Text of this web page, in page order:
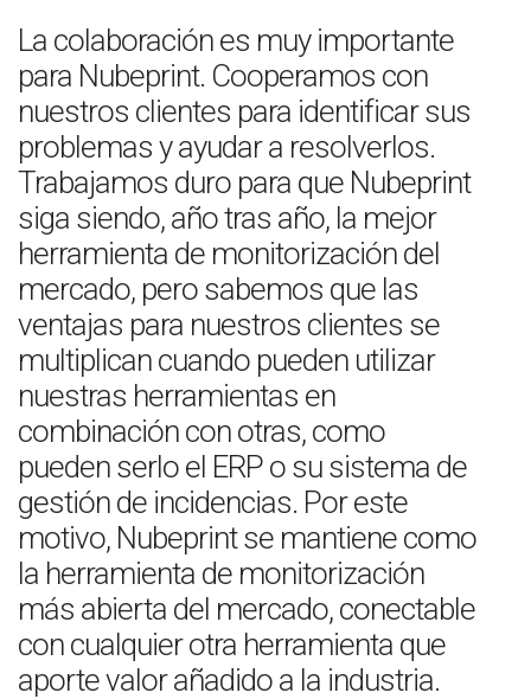
La colaboración es muy importante
para Nubeprint. Cooperamos con
nuestros clientes para identificar sus
problemas y ayudar a resolverlos.
Trabajamos duro para que Nubeprint
siga siendo, año tras año, la mejor
herramienta de monitorización del
mercado, pero sabemos que las
ventajas para nuestros clientes se
multiplican cuando pueden utilizar
nuestras herramientas en
combinación con otras, como
pueden serlo el ERP o su sistema de
gestión de incidencias. Por este
motivo, Nubeprint se mantiene como
la herramienta de monitorización
más abierta del mercado, conectable
con cualquier otra herramienta que
aporte valor añadido a la industria.